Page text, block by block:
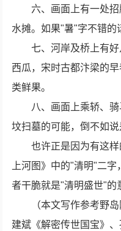
六、画面上有一处
水摊。如果"暑"字不错的
七、河岸及桥上有
西瓜，宋时古都汴梁的
类鲜果。
八、画面上乘轿、
坟扫墓的可能，倒不如说
也许正是因为有这
上河图》中的"清明"二
者干脆就是"清明盛世"的
（本文写作参考野
建斌《解密传世国宝》